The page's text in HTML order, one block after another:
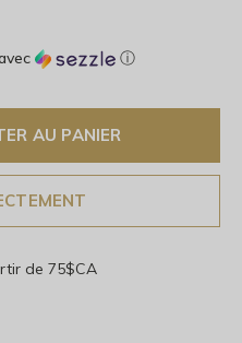
ⓘ
AU PANIER
de 75$CA